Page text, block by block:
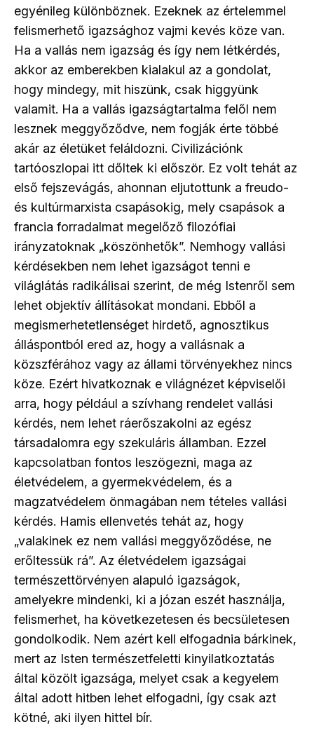
egyénileg különböznek. Ezeknek az értelemmel
felismerhető igazsághoz vajmi kevés köze van.
Ha a vallás nem igazság és így nem létkérdés,
akkor az emberekben kialakul az a gondolat,
hogy mindegy, mit hiszünk, csak higgyünk
valamit. Ha a vallás igazságtartalma felől nem
lesznek meggyőződve, nem fogják érte többé
akár az életüket feláldozni. Civilizációnk
tartóoszlopai itt dőltek ki először. Ez volt tehát az
első fejszevágás, ahonnan eljutottunk a freudo-
és kultúrmarxista csapásokig, mely csapások a
francia forradalmat megelőző filozófiai
irányzatoknak „köszönhetők”. Nemhogy vallási
kérdésekben nem lehet igazságot tenni e
világlátás radikálisai szerint, de még Istenről sem
lehet objektív állításokat mondani. Ebből a
megismerhetetlenséget hirdető, agnosztikus
álláspontból ered az, hogy a vallásnak a
közszférához vagy az állami törvényekhez nincs
köze. Ezért hivatkoznak e világnézet képviselői
arra, hogy például a szívhang rendelet vallási
kérdés, nem lehet ráerőszakolni az egész
társadalomra egy szekuláris államban. Ezzel
kapcsolatban fontos leszögezni, maga az
életvédelem, a gyermekvédelem, és a
magzatvédelem önmagában nem tételes vallási
kérdés. Hamis ellenvetés tehát az, hogy
„valakinek ez nem vallási meggyőződése, ne
erőltessük rá”. Az életvédelem igazságai
természettörvényen alapuló igazságok,
amelyekre mindenki, ki a józan eszét használja,
felismerhet, ha következetesen és becsületesen
gondolkodik. Nem azért kell elfogadnia bárkinek,
mert az Isten természetfeletti kinyilatkoztatás
által közölt igazsága, melyet csak a kegyelem
által adott hitben lehet elfogadni, így csak azt
kötné, aki ilyen hittel bír.